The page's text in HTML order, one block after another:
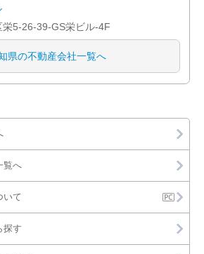
5-26-39-GS栄ビル-4F
県の不動産会社一覧へ
覧へ
いて
探す